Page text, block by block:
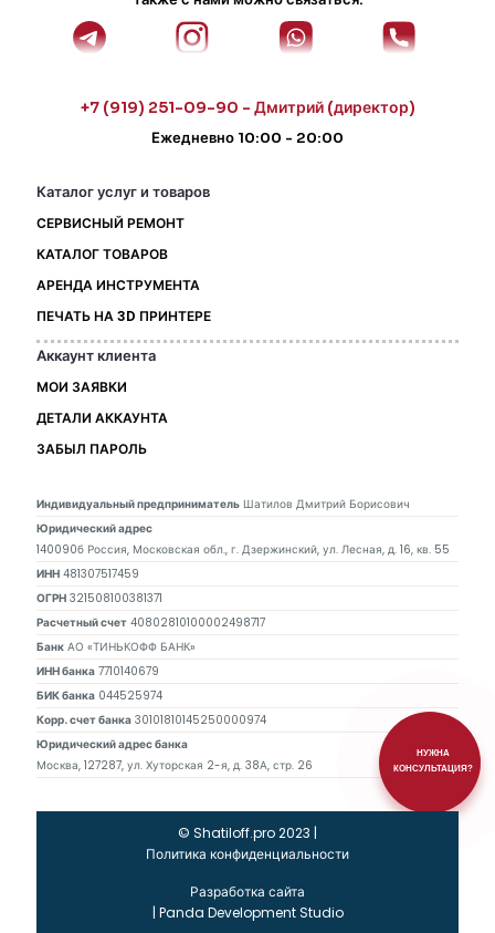
+7 (919) 251-09-90 - Дмитрий (директор)
Ежедневно 10:00 - 20:00
Каталог услуг и товаров
СЕРВИСНЫЙ РЕМОНТ
КАТАЛОГ ТОВАРОВ
АРЕНДА ИНСТРУМЕНТА
ПЕЧАТЬ НА 3D ПРИНТЕРЕ
Аккаунт клиента
МОИ ЗАЯВКИ
ДЕТАЛИ АККАУНТА
ЗАБЫЛ ПАРОЛЬ
Индивидуальный предприниматель Шатилов Дмитрий Борисович
Юридический адрес
140090б Россия, Московская обл., г. Дзержинский, ул. Лесная, д. 16, кв. 55
ИНН 481307517459
ОГРН 321508100381371
Расчетный счет 40802810100002498717
Банк АО «ТИНЬКОФФ БАНК»
ИНН банка 7710140679
БИК банка 044525974
Корр. счет банка 30101810145250000974
Юридический адрес банка
Москва, 127287, ул. Хуторская 2-я, д. 38А, стр. 26
НУЖНА
КОНСУЛЬТАЦИЯ?
© Shatiloff.pro 2023 |
Политика конфиденциальности
Разработка сайта
| Panda Development Studio